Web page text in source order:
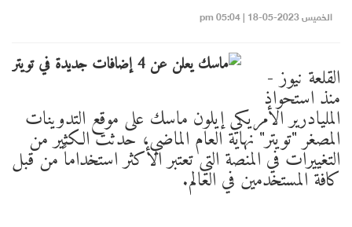
الخميس 2023-05-18 | 05:04 pm
القلعة نيوز -
منذ استحواذ
المليادرير الأمريكي إيلون ماسك على موقع التدوينات
المصغر "تويتر" نهاية العام الماضي، حدثت الكثير من
التغييرات في المنصة التي تعتبر الأكثر استخداماً من قبل
كافة المستخدمين في العالم.